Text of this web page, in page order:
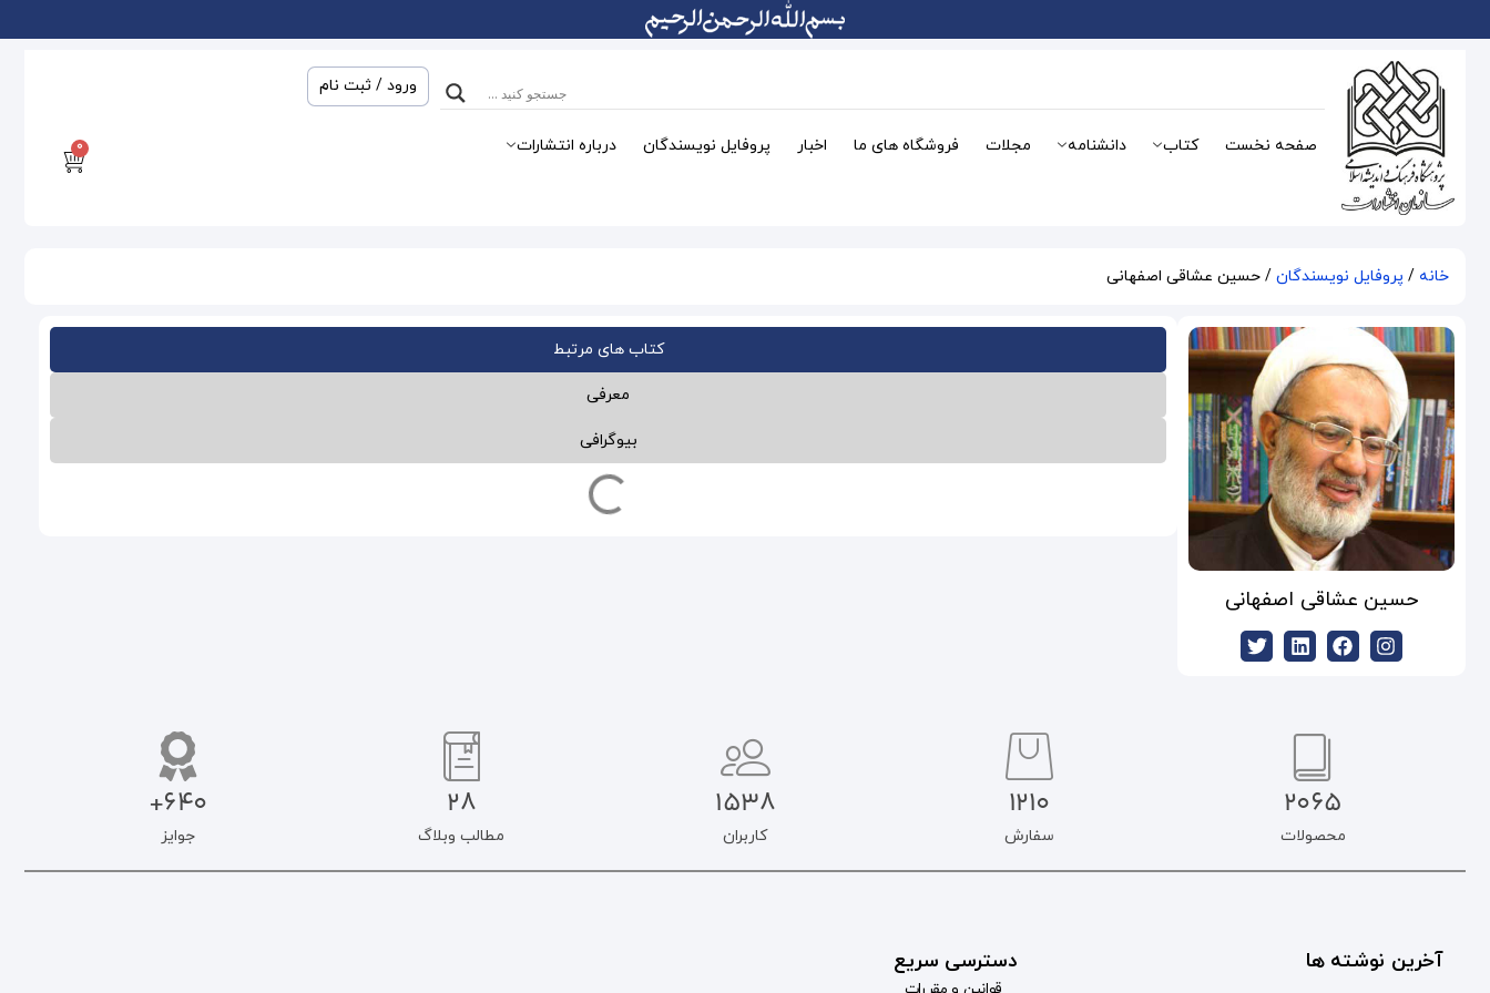
ورود / ثبت نام
صفحه نخست کتاب دانشنامه مجلات فروشگاه های ما اخبار پروفایل نویسندگان درباره انتشارات 0
خانه / پروفایل نویسندگان / حسین عشاقی اصفهانی
حسین عشاقی اصفهانی
کتاب های مرتبط
معرفی
بیوگرافی
2065
محصولات
1210
سفارش
1538
کاربران
28
مطالب وبلاگ
640+
جوایز
آخرین نوشته ها دسترسی سریع